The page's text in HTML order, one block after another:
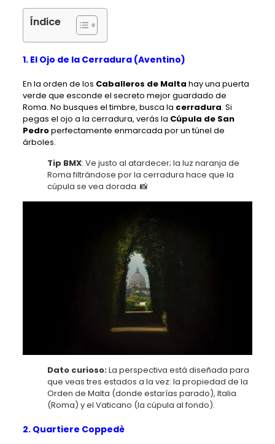
Índice
1. El Ojo de la Cerradura (Aventino)
En la orden de los Caballeros de Malta hay una puerta
verde que esconde el secreto mejor guardado de
Roma. No busques el timbre, busca la cerradura. Si
pegas el ojo a la cerradura, verás la Cúpula de San
Pedroperfectamente enmarcada por un túnel de
árboles.
Tip BMX: Ve justo al atardecer; la luz naranja de
Roma filtrándose por la cerradura hace que la
cúpula se vea dorada. 📸
Dato curioso:La perspectiva está diseñada para
que veas tres estados a la vez: la propiedad de la
Orden de Malta (donde estarías parado), Italia
(Roma) y el Vaticano (la cúpula al fondo).
2. Quartiere Coppedè